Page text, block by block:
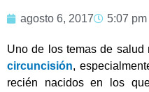
agosto 6, 2017 5:07 pm
Uno de los temas de salud
circuncisión,
recién nacidos en los